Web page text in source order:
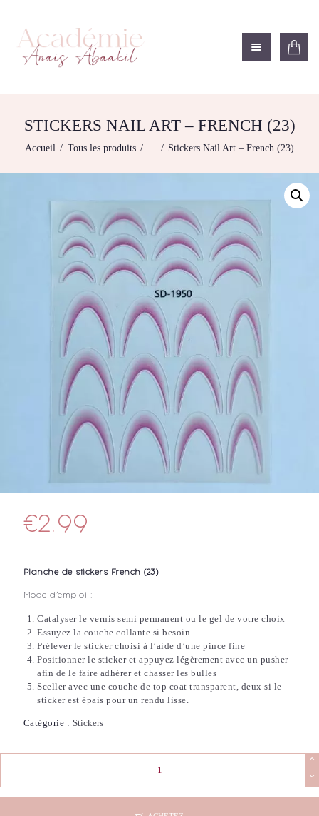
STICKERS NAIL ART – FRENCH (23)
Accueil Tous les produits ... Stickers Nail Art – French (23)
ACADÉMIE ANAÏS ABAAKIL
Formation et shop Indigo
NOS FORMATIONS
FORMATIONS
CONTACTEZ-NOUS
RECHERCHE
MODÈLE
€2.99
Planche de stickers French (23)
Mode d’emploi :
Catalyser le vernis semi permanent ou le gel de votre choix
Essuyez la couche collante si besoin
Prélever le sticker choisi à l’aide d’une pince fine
Positionner le sticker et appuyez légèrement avec un pusher
afin de le faire adhérer et chasser les bulles
Sceller avec une couche de top coat transparent, deux si le
sticker est épais pour un rendu lisse.
Catégorie : Stickers
Stickers